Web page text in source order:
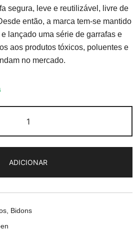
segura, leve e reutilizável, livre de
então, a marca tem-se mantido
lançado uma série de garrafas e
aos produtos tóxicos, poluentes e
no mercado.
de
Klean
Insulated
Water
Bottle
ADICIONAR
Bidons